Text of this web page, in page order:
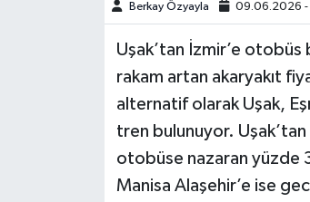
Berkay Özyayla 09.06.2026 -
Uşak’tan İzmir’e
rakam artan akaryakıt
alternatif olarak Uşak,
tren bulunuyor.
otobüse nazaran yüzde
Manisa Alaşehir’e ise